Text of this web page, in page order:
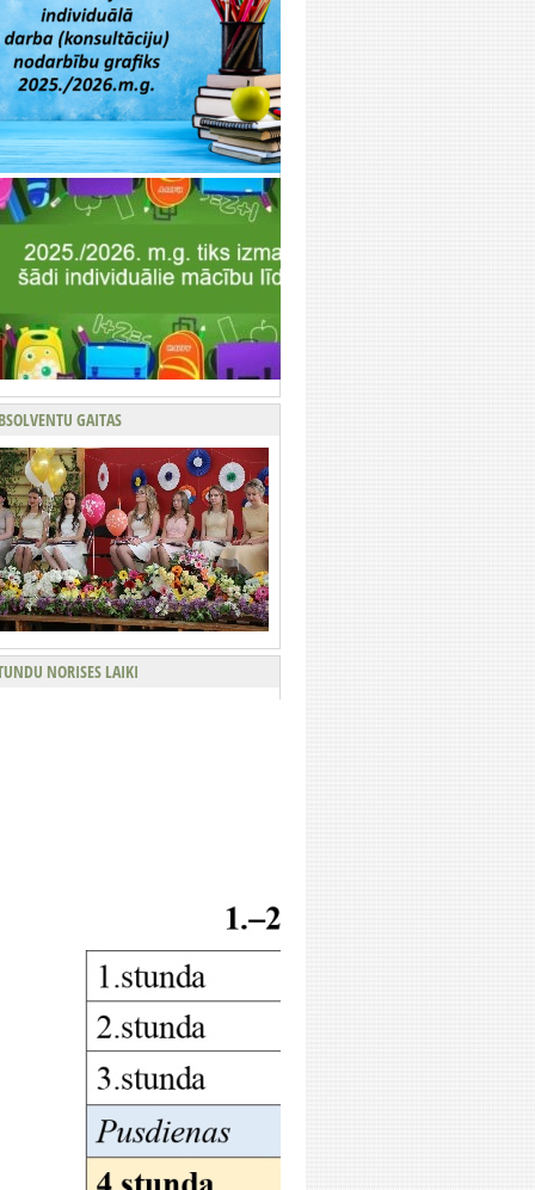
GAITAS
NORISES LAIKI